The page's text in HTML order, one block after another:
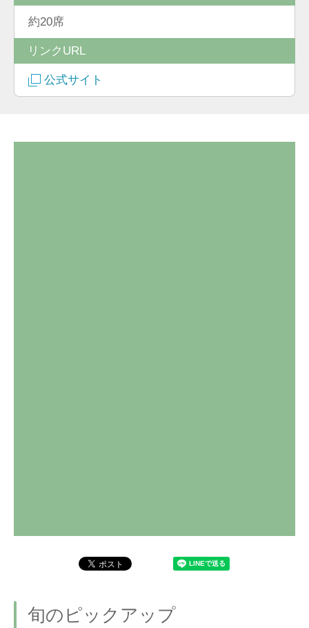
約20席
リンクURL
公式サイト
旬のピックアップ